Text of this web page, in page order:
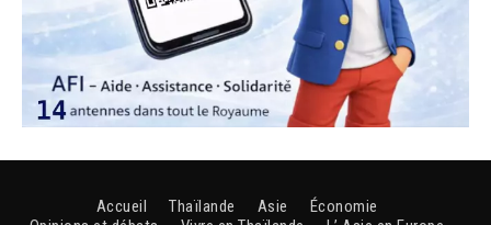
Accueil Thaïlande Asie
Économie